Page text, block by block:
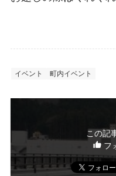
イベント 町内イベント
この記
フ